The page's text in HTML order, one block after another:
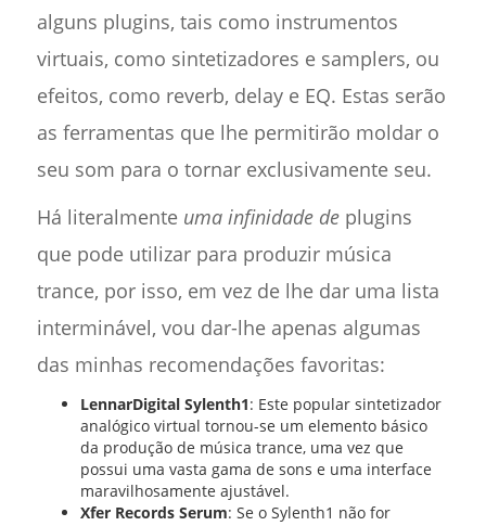
alguns plugins, tais como instrumentos
virtuais, como sintetizadores e samplers, ou
efeitos, como reverb, delay e EQ. Estas serão
as ferramentas que lhe permitirão moldar o
seu som para o tornar exclusivamente seu.
Há literalmente uma infinidade deplugins
que pode utilizar para produzir música
trance, por isso, em vez de lhe dar uma lista
interminável, vou dar-lhe apenas algumas
das minhas recomendações favoritas:
LennarDigital Sylenth1: Este popular sintetizador
analógico virtual tornou-se um elemento básico
da produção de música trance, uma vez que
possui uma vasta gama de sons e uma interface
maravilhosamente ajustável.
Xfer Records Serum: Se o Sylenth1 não for